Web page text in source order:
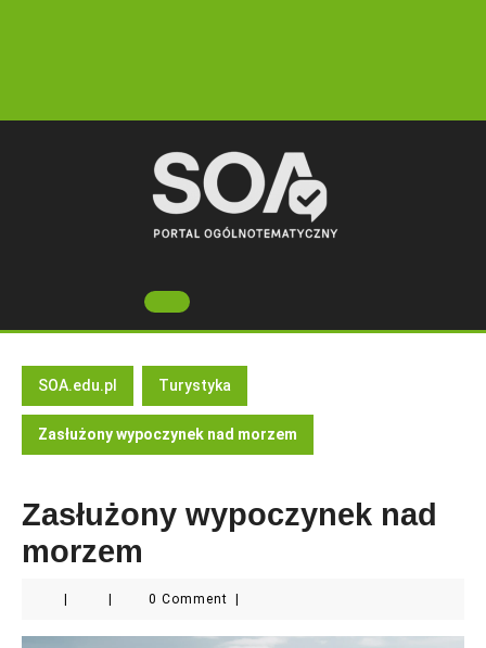
Open
Button
SOA.edu.pl Turystyka
Zasłużony wypoczynek nad morzem
Zasłużony wypoczynek nad
morzem
0 Comment